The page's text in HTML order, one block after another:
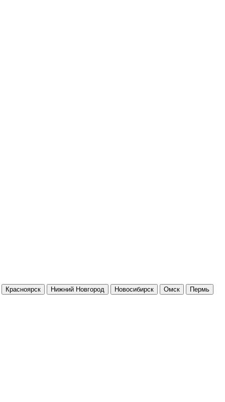
Красноярск Нижний Новгород Новосибирск Омск
Пермь